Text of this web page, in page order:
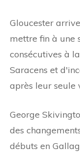
Gloucester
mettre fin à une
consécutives à
Saracens et
après leur seule
George
des
débuts en